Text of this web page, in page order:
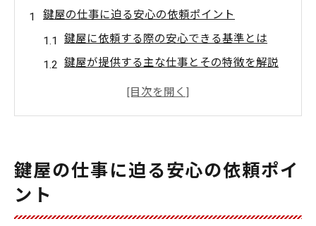
鍵屋の仕事に迫る安心の依頼ポイント
鍵屋に依頼する際の安心できる基準とは
鍵屋が提供する主な仕事とその特徴を解説
信頼できる鍵屋選びのポイントを整理
鍵屋利用時に知っておきたい基礎知識
信頼できる鍵屋選びはどう進めるべきか
鍵屋の仕事に迫る安心の依頼ポイ
ント